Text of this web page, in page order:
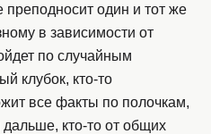
преподносит один и тот же
в зависимости от
по случайным
клубок, кто-то
все факты по полочкам,
кто-то от общих